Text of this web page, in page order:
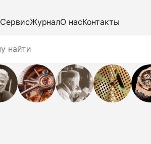
СервисЖурналО насКонтакты